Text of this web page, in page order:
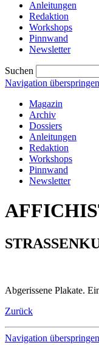
Anleitungen
Redaktion
Workshops
Pinnwand
Newsletter
Suchen
Navigation überspringen
Magazin
Archiv
Dossiers
Anleitungen
Redaktion
Workshops
Pinnwand
Newsletter
Abgerissene Plakate.
Zurück
Navigation überspringen